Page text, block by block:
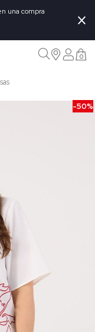
una compra
×
0
-50%